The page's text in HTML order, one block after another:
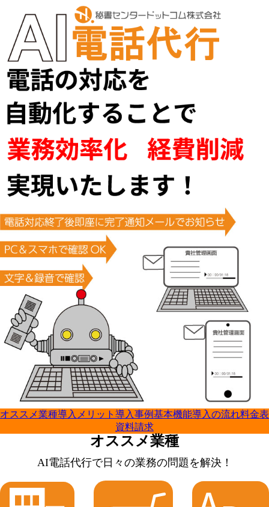
24時間365日のAI電話代行｜
オススメ業種導入メリット 導入事例基本機能導入の流れ料金表
資料請求
オススメ業種
AI電話代行で日々の業務の問題を解決！